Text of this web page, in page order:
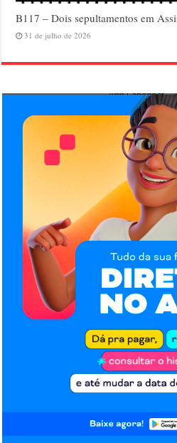
B117 – Dois sepultamentos em
31 de julho de 2026